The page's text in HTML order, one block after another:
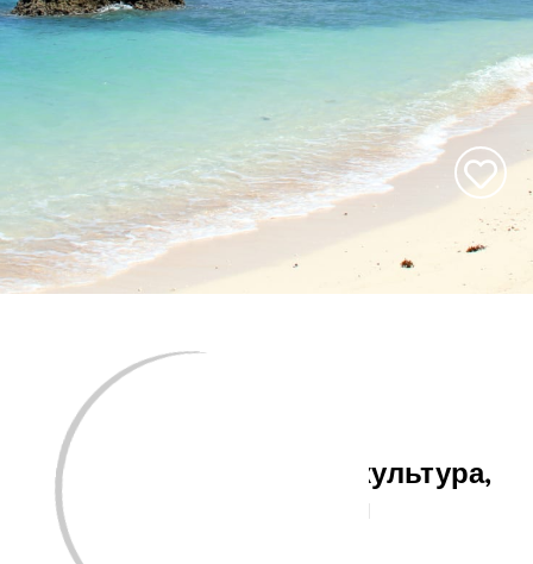
Уникальная островная культура,
порождённая солнцем и
джунглями